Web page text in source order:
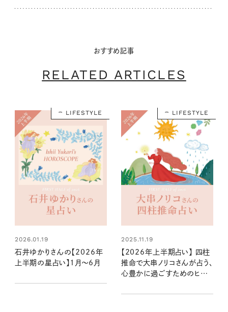
おすすめ記事
RELATED ARTICLES
LIFESTYLE
2026.01.19
石井ゆかりさんの【2026年
上半期の星占い】1月～6月
LIFESTYLE
2025.11.19
【2026年上半期占い】 四柱
推命で大串ノリコさんが占う、
心豊かに過ごすためのヒント